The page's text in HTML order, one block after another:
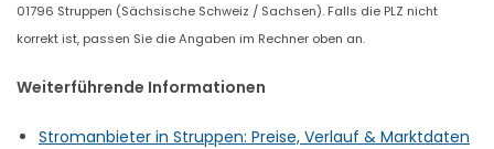
01796 Struppen (Sächsische Schweiz / Sachsen). Falls die PLZ nicht
korrekt ist, passen Sie die Angaben im Rechner oben an.
Weiterführende Informationen
Stromanbieter in Struppen: Preise, Verlauf & Marktdaten